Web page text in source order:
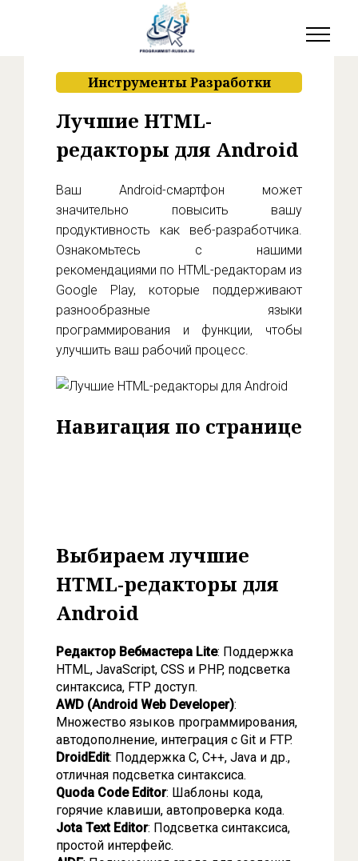
Инструменты Разработки
Лучшие HTML-
редакторы для Android
Ваш Android-смартфон может
значительно повысить вашу
продуктивность как веб-разработчика.
Ознакомьтесь с нашими
рекомендациями по HTML-редакторам из
Google Play, которые поддерживают
разнообразные языки
программирования и функции, чтобы
улучшить ваш рабочий процесс.
Навигация по странице
Выбираем лучшие
HTML-редакторы для
Android
Редактор Вебмастера Lite: Поддержка
HTML, JavaScript, CSS и PHP, подсветка
синтаксиса, FTP доступ.
AWD (Android Web Developer):
Множество языков программирования,
автодополнение, интеграция с Git и FTP.
DroidEdit: Поддержка C, C++, Java и др.,
отличная подсветка синтаксиса.
Quoda Code Editor: Шаблоны кода,
горячие клавиши, автопроверка кода.
Jota Text Editor: Подсветка синтаксиса,
простой интерфейс.